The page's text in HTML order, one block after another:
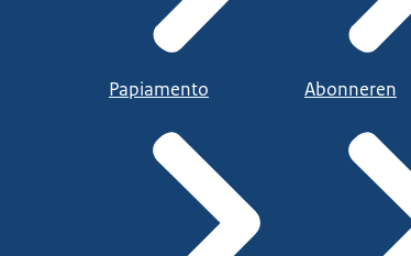
Papiamento Abonneren